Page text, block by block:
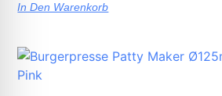
In Den Warenkorb